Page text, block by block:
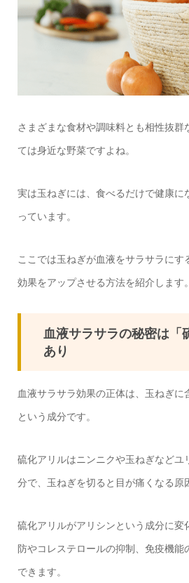
さまざまな食材や調味料とも相性抜群
ては身近な野菜ですよね。
実は玉ねぎには、食べるだけで健康に
っています。
ここでは玉ねぎが血液をサラサラにす
効果をアップさせる方法を紹介します。
血液サラサラの秘密は「
あり
血液サラサラ効果の正体は、玉ねぎに
という成分です。
硫化アリルはニンニクや玉ねぎなどユ
分で、玉ねぎを切ると目が痛くなる原
硫化アリルがアリシンという成分に変
防やコレステロールの抑制、免疫機能
できます。